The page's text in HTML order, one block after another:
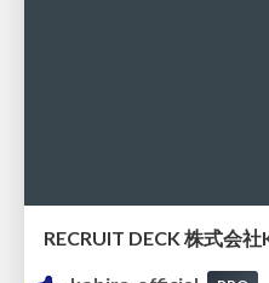
RECRUIT DECK 株式会